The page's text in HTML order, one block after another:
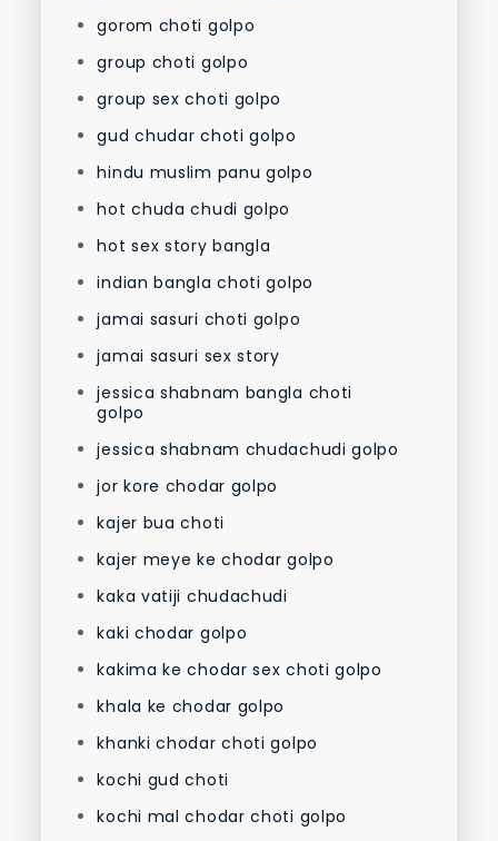
gorom choti golpo
group choti golpo
group sex choti golpo
gud chudar choti golpo
hindu muslim panu golpo
hot chuda chudi golpo
hot sex story bangla
indian bangla choti golpo
jamai sasuri choti golpo
jamai sasuri sex story
jessica shabnam bangla choti
golpo
jessica shabnam chudachudi golpo
jor kore chodar golpo
kajer bua choti
kajer meye ke chodar golpo
kaka vatiji chudachudi
kaki chodar golpo
kakima ke chodar sex choti golpo
khala ke chodar golpo
khanki chodar choti golpo
kochi gud choti
kochi mal chodar choti golpo